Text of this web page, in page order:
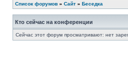
Список форумов » Сайт » Беседка
Кто сейчас на конференции
Сейчас этот форум просматривают: нет